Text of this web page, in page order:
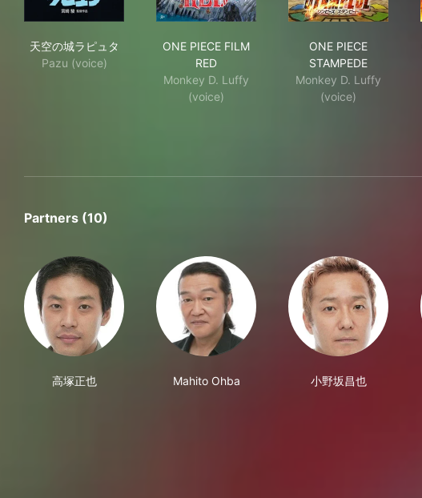
天空の城ラピュタ
Pazu (voice)
ONE PIECE FILM
RED
Monkey D. Luffy
(voice)
ONE PIECE
STAMPEDE
Monkey D. Luffy
(voice)
Partners (10)
高塚正也 Mahito Ohba 小野坂昌也